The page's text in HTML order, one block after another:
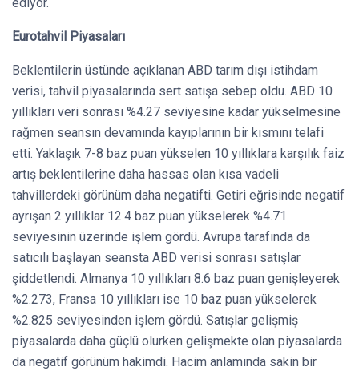
ediyor.
Eurotahvil Piyasaları
Beklentilerin üstünde açıklanan ABD tarım dışı istihdam
verisi, tahvil piyasalarında sert satışa sebep oldu. ABD 10
yıllıkları veri sonrası %4.27 seviyesine kadar yükselmesine
rağmen seansın devamında kayıplarının bir kısmını telafi
etti. Yaklaşık 7-8 baz puan yükselen 10 yıllıklara karşılık faiz
artış beklentilerine daha hassas olan kısa vadeli
tahvillerdeki görünüm daha negatifti. Getiri eğrisinde negatif
ayrışan 2 yıllıklar 12.4 baz puan yükselerek %4.71
seviyesinin üzerinde işlem gördü. Avrupa tarafında da
satıcılı başlayan seansta ABD verisi sonrası satışlar
şiddetlendi. Almanya 10 yıllıkları 8.6 baz puan genişleyerek
%2.273, Fransa 10 yıllıkları ise 10 baz puan yükselerek
%2.825 seviyesinden işlem gördü. Satışlar gelişmiş
piyasalarda daha güçlü olurken gelişmekte olan piyasalarda
da negatif görünüm hakimdi. Hacim anlamında sakin bir